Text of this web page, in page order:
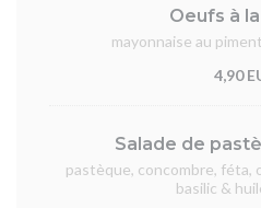
Oeufs à
mayonnaise au
4,90
Salade de
pastèque, concombre, féta,
basilic &